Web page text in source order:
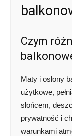
Czym
Maty i osłony
użytkowe,
słońcem,
prywatność i
warunkami